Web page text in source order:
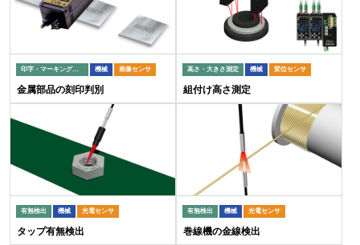
印字・マーキング検査 機械 画像センサ
金属部品の刻印判別
高さ・大きさ測定 機械 変位センサ
組付け高さ測定
有無検出 機械 光電センサ
タップ有無検出
有無検出 機械 光電センサ
巻線機の金線検出